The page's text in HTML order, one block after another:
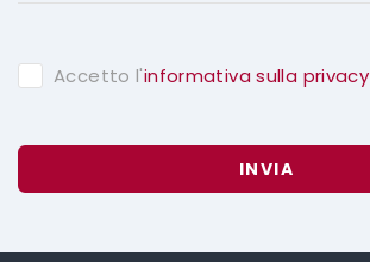
Accetto l'informativa sulla privacy
INVIA